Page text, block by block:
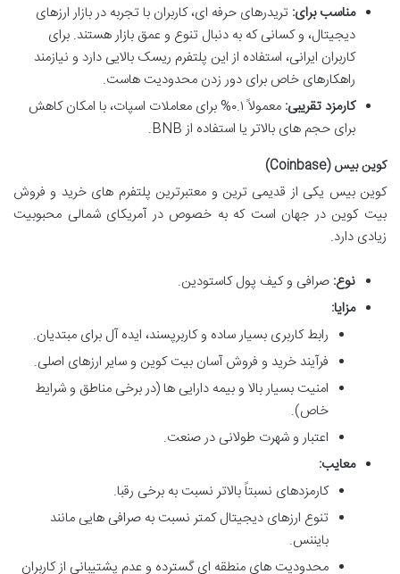
مناسب برای: تریدرهای حرفه ای، کاربران با تجربه در بازار ارزهای
دیجیتال، و کسانی که به دنبال تنوع و عمق بازار هستند. برای
کاربران ایرانی، استفاده از این پلتفرم ریسک بالایی دارد و نیازمند
راهکارهای خاص برای دور زدن محدودیت هاست.
کارمزد تقریبی:
معمولاً ۰.۱% برای معاملات اسپات، با امکان کاهش
برای حجم های بالاتر یا استفاده از BNB.
کوین بیس (Coinbase)
کوین بیس یکی از قدیمی ترین و معتبرترین پلتفرم های خرید و فروش
بیت کوین در جهان است که به خصوص در آمریکای شمالی محبوبیت
زیادی دارد.
نوع: صرافی و کیف پول کاستودین.
مزایا:
رابط کاربری بسیار ساده و کاربرپسند، ایده آل برای مبتدیان.
فرآیند خرید و فروش آسان بیت کوین و سایر ارزهای اصلی.
امنیت بسیار بالا و بیمه دارایی ها (در برخی مناطق و شرایط
خاص).
اعتبار و شهرت طولانی در صنعت.
معایب:
کارمزدهای نسبتاً بالاتر نسبت به برخی رقبا.
تنوع ارزهای دیجیتال کمتر نسبت به صرافی هایی مانند
بایننس.
محدودیت های منطقه ای گسترده و عدم پشتیبانی از کاربران